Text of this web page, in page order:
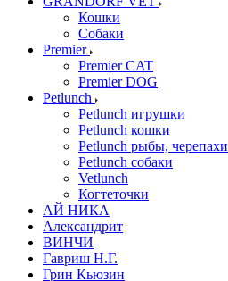
Кошки
Собаки
Premier
Premier CAT
Premier DOG
Petlunch
Petlunch игрушки
Petlunch кошки
Petlunch рыбы, черепахи
Petlunch собаки
Vetlunch
Когтеточки
АЙ НИКА
Александрит
ВИНЧИ
Гавриш Н.Г.
Грин Кьюзин